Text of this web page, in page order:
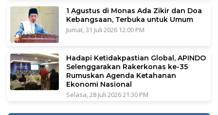
1 Agustus di Monas Ada Zikir dan Doa
Kebangsaan, Terbuka untuk Umum
Jumat, 31 Juli 2026 12:00 PM
Hadapi Ketidakpastian Global, APINDO
Selenggarakan Rakerkonas ke-35
Rumuskan Agenda Ketahanan
Ekonomi Nasional
Selasa, 28 Juli 2026 21:30 PM